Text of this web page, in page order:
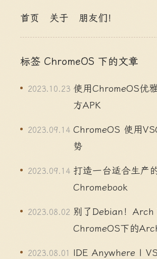
首页 关于 朋友们！
标签 ChromeOS 下的文章
2023.10.23 使用ChromeOS优
方APK
2023.09.14 ChromeOS 使用
势
2023.09.14 打造一台适合生产
Chromebook
2023.08.02 别了Debian！Arch
ChromeOS下的
2023.08.01
IDE Anywhere |